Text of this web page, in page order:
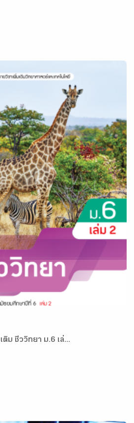
ติม ชีววิทยา ม.6 เล่...